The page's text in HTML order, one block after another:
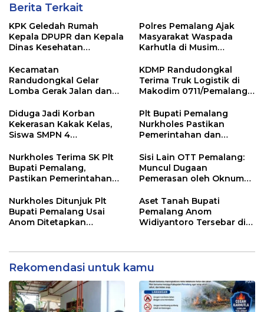
Berita Terkait
KPK Geledah Rumah
Kepala DPUPR dan Kepala
Dinas Kesehatan
Polres Pemalang Ajak
Masyarakat Waspada
Karhutla di Musim
Kecamatan
Randudongkal Gelar
Lomba Gerak Jalan dan
HUT RI ke-81
KDMP Randudongkal
Terima Truk Logistik di
Makodim 0711/Pemalang
Desa
Diduga Jadi Korban
Kekerasan Kakak Kelas,
Siswa SMPN 4
Dunia
Plt Bupati Pemalang
Nurkholes Pastikan
Pemerintahan dan
Berjalan
Nurkholes Terima SK Plt
Bupati Pemalang,
Pastikan Pemerintahan
Sisi Lain OTT Pemalang:
Muncul Dugaan
Pemerasan oleh Oknum
Nurkholes Ditunjuk Plt
Bupati Pemalang Usai
Anom Ditetapkan
Aset Tanah Bupati
Pemalang Anom
Widiyantoro Tersebar di
Rekomendasi untuk kamu